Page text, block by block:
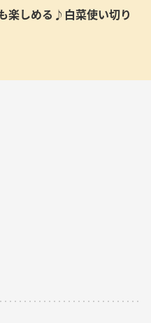
楽しめる♪白菜使い切り